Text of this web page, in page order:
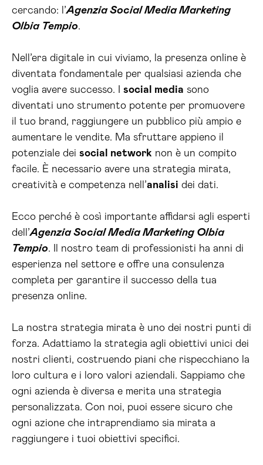
cercando: l’Agenzia Social Media Marketing
Olbia Tempio.
Nell’era digitale in cui viviamo, la presenza online è
diventata fondamentale per qualsiasi azienda che
voglia avere successo. I social media sono
diventati uno strumento potente per promuovere
il tuo brand, raggiungere un pubblico più ampio e
aumentare le vendite. Ma sfruttare appieno il
potenziale dei social network non è un compito
facile. È necessario avere una strategia mirata,
creatività e competenza nell’analisi dei dati.
Ecco perché è così importante affidarsi agli esperti
dell’Agenzia Social Media Marketing Olbia
Tempio. Il nostro team di professionisti ha anni di
esperienza nel settore e offre una consulenza
completa per garantire il successo della tua
presenza online.
La nostra strategia mirata è uno dei nostri punti di
forza. Adattiamo la strategia agli obiettivi unici dei
nostri clienti, costruendo piani che rispecchiano la
loro cultura e i loro valori aziendali. Sappiamo che
ogni azienda è diversa e merita una strategia
personalizzata. Con noi, puoi essere sicuro che
ogni azione che intraprendiamo sia mirata a
raggiungere i tuoi obiettivi specifici.